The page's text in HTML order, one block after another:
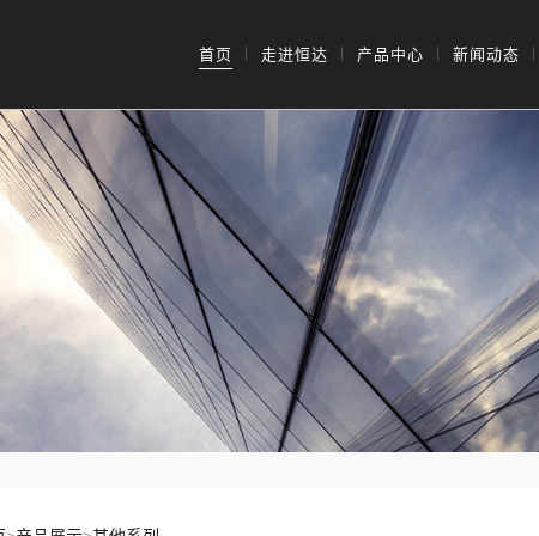
首页 走进恒达 产品中心 新闻动态